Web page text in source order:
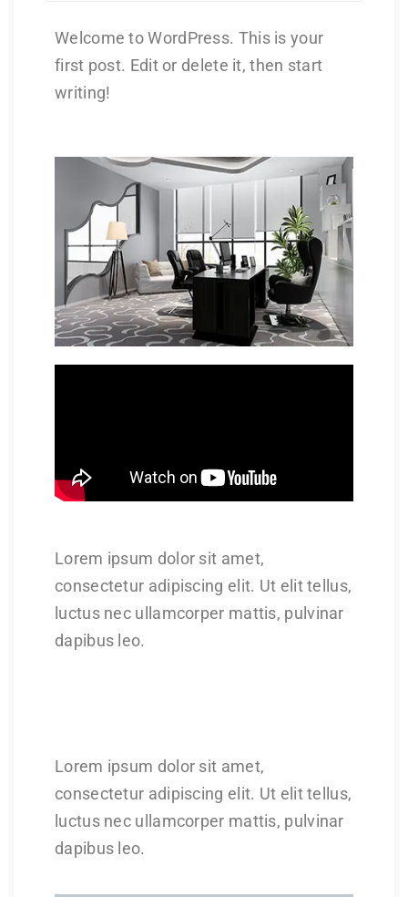
Welcome to WordPress. This is your
first post. Edit or delete it, then start
writing!
Lorem ipsum dolor sit amet,
consectetur adipiscing elit. Ut elit tellus,
luctus nec ullamcorper mattis, pulvinar
dapibus leo.
Lorem ipsum dolor sit amet,
consectetur adipiscing elit. Ut elit tellus,
luctus nec ullamcorper mattis, pulvinar
dapibus leo.